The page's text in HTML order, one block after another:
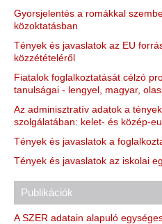
Gyorsjelentés a romákkal
közoktatásban
Tények és javaslatok az EU
közzétételéről
Fiatalok foglalkoztatását célzó
tanulságai - lengyel, magyar,
Az adminisztratív adatok a
szolgálatában: kelet- és közép-
Tények és javaslatok a
Tények és javaslatok az iskolai
Publikációk
A SZER adatain alapuló